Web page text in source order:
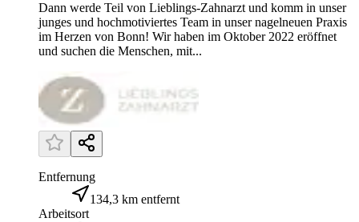
Dann werde Teil von Lieblings-Zahnarzt und komm in unser
junges und hochmotiviertes Team in unser nagelneuen Praxis
im Herzen von Bonn! Wir haben im Oktober 2022 eröffnet
und suchen die Menschen, mit...
Entfernung
134,3 km entfernt
Arbeitsort